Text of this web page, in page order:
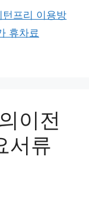
턴프리 이용방
휴차료
이전
서류